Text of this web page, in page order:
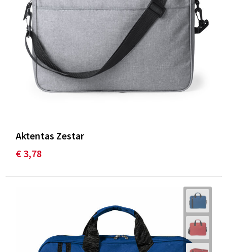
Aktentas Zestar
€ 3,78